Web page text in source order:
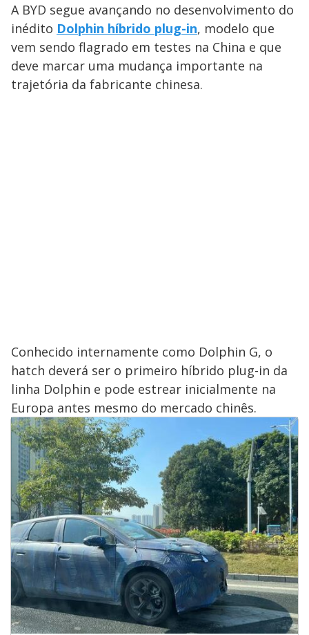
A BYD segue avançando no desenvolvimento do
inédito Dolphin híbrido plug-in, modelo que
vem sendo flagrado em testes na China e que
deve marcar uma mudança importante na
trajetória da fabricante chinesa.
Conhecido internamente como Dolphin G, o
hatch deverá ser o primeiro híbrido plug-in da
linha Dolphin e pode estrear inicialmente na
Europa antes mesmo do mercado chinês.